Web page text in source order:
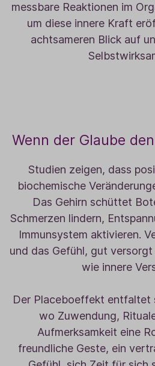
messbare Reaktionen im
um diese innere Kraft
achtsameren Blick auf
Wenn der Glaube
Studien zeigen, dass
biochemische
Das Gehirn schüttet
Schmerzen lindern,
Immunsystem aktivieren.
und das Gefühl, gut
wie innere
Der Placeboeffekt entfaltet
wo Zuwendung,
Aufmerksamkeit eine
freundliche Geste, ein